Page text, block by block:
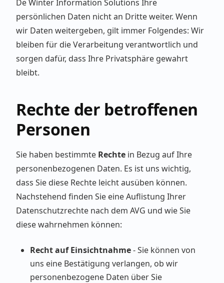
De Winter Information Solutions Ihre
persönlichen Daten nicht an Dritte weiter. Wenn
wir Daten weitergeben, gilt immer Folgendes: Wir
bleiben für die Verarbeitung verantwortlich und
sorgen dafür, dass Ihre Privatsphäre gewahrt
bleibt.
Rechte der betroffenen
Personen
Sie haben bestimmte Rechte in Bezug auf Ihre
personenbezogenen Daten. Es ist uns wichtig,
dass Sie diese Rechte leicht ausüben können.
Nachstehend finden Sie eine Auflistung Ihrer
Datenschutzrechte nach dem AVG und wie Sie
diese wahrnehmen können:
Recht auf Einsichtnahme- Sie können von
uns eine Bestätigung verlangen, ob wir
personenbezogene Daten über Sie